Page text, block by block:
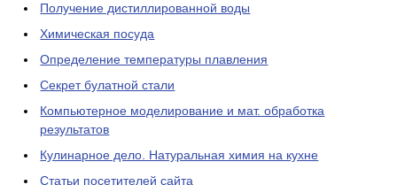
Получение дистиллированной воды
Химическая посуда
Определение температуры плавления
Секрет булатной стали
Компьютерное моделирование и мат. обработка
результатов
Кулинарное дело. Натуральная химия на кухне
Статьи посетителей сайта